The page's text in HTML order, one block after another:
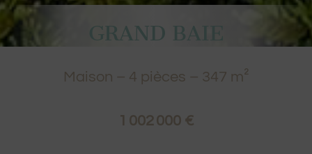
GRAND BAIE
Maison – 4 pièces – 347 m²
1 002 000 €